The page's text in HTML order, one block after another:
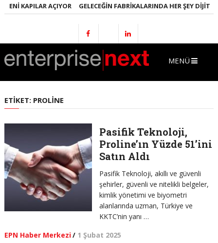
KAPILAR AÇIYOR GELECEĞIN FABRIKALARINDA HER ŞEY DIJITAL
MENÜ
ETIKET: PROLINE
Pasifik Teknoloji,
Proline’ın Yüzde 51’ini
Satın Aldı
Pasifik Teknoloji, akıllı ve güvenli
şehirler, güvenli ve nitelikli belgeler,
kimlik yönetimi ve biyometri
alanlarında uzman, Türkiye ve
KKTC’nin yanı …
EPN Haber Merkezi/ 1 Şubat 2025